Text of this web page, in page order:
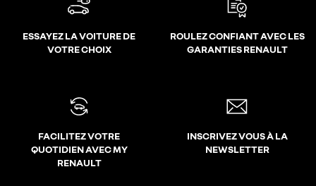
ESSAYEZ LA VOITURE DE
VOTRE CHOIX
ROULEZ CONFIANT AVEC LES
GARANTIES RENAULT
FACILITEZ VOTRE
QUOTIDIEN AVEC MY
RENAULT
INSCRIVEZ VOUS À LA
NEWSLETTER